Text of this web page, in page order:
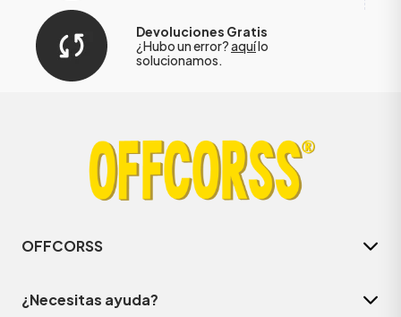
Devoluciones Gratis
¿Hubo un error?aquílo
solucionamos.
OFFCORSS
¿Necesitas ayuda?